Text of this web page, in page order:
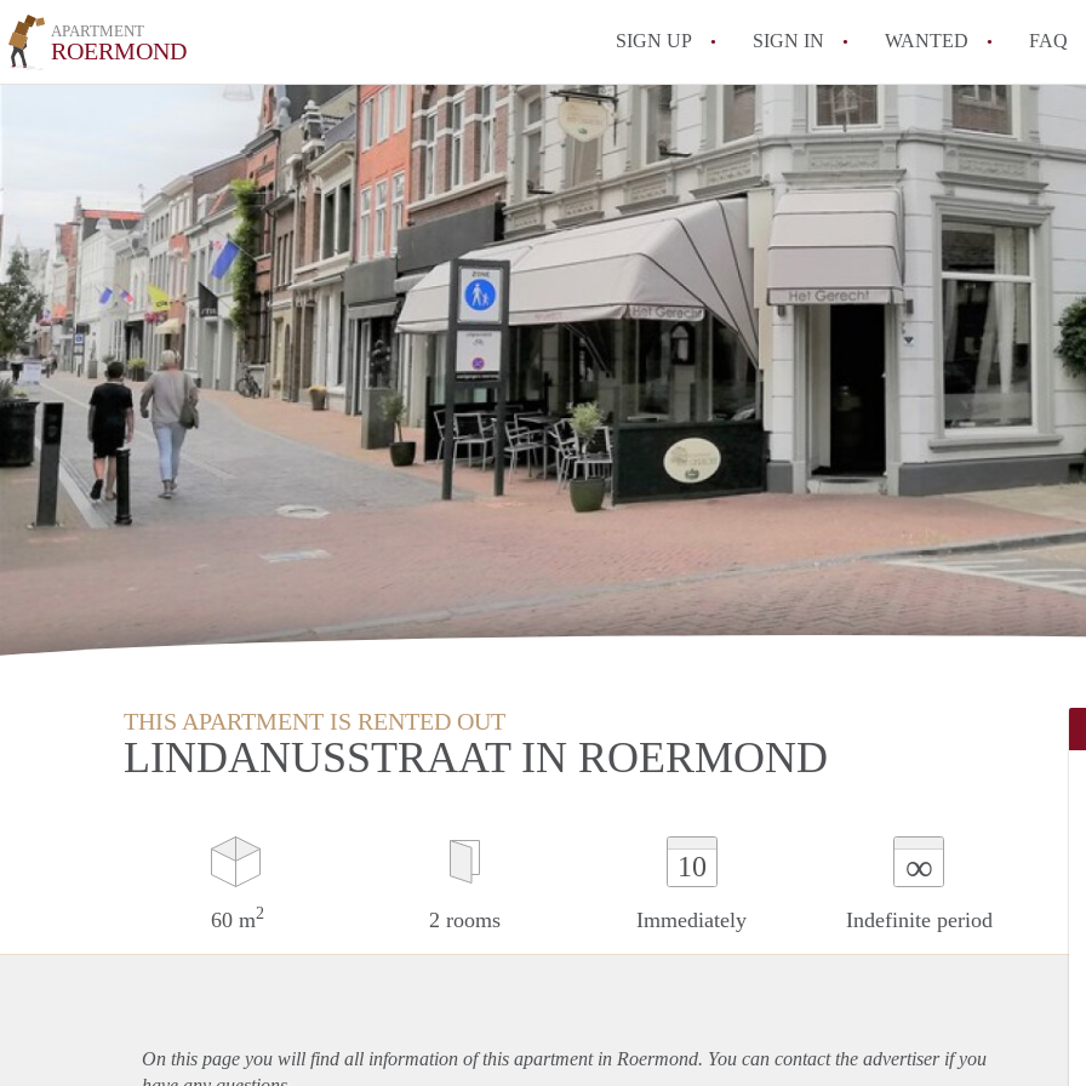
APARTMENT
ROERMOND SIGN UP SIGN IN WANTED FAQ
All FAQs
THIS APARTMENT IS RENTED OUT
LINDANUSSTRAAT IN ROERMOND
60 m2 2 rooms
10
Immediately
∞
Indefinite period
On this page you will find all information of this apartmentin Roermond. You can contact the advertiser if you